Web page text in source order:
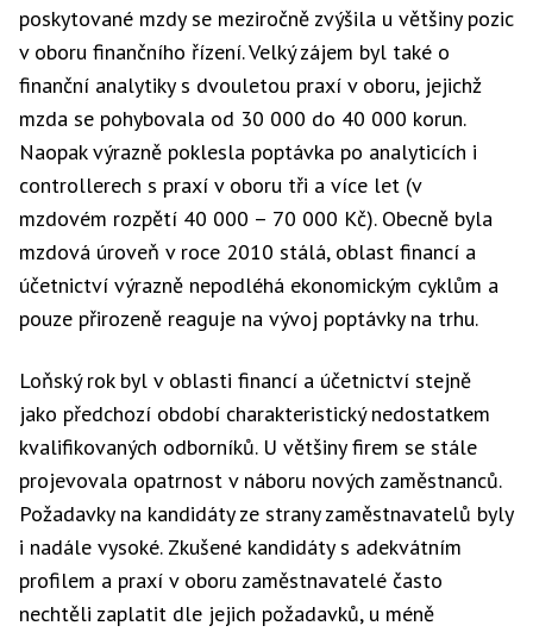
poskytované mzdy se meziročně zvýšila u většiny pozic
v oboru finančního řízení. Velký zájem byl také o
finanční analytiky s dvouletou praxí v oboru, jejichž
mzda se pohybovala od 30 000 do 40 000 korun.
Naopak výrazně poklesla poptávka po analyticích i
controllerech s praxí v oboru tři a více let (v
mzdovém rozpětí 40 000 – 70 000 Kč). Obecně byla
mzdová úroveň v roce 2010 stálá, oblast financí a
účetnictví výrazně nepodléhá ekonomickým cyklům a
pouze přirozeně reaguje na vývoj poptávky na trhu.
Loňský rok byl v oblasti financí a účetnictví stejně
jako předchozí období charakteristický nedostatkem
kvalifikovaných odborníků. U většiny firem se stále
projevovala opatrnost v náboru nových zaměstnanců.
Požadavky na kandidáty ze strany zaměstnavatelů byly
i nadále vysoké. Zkušené kandidáty s adekvátním
profilem a praxí v oboru zaměstnavatelé často
nechtěli zaplatit dle jejich požadavků, u méně